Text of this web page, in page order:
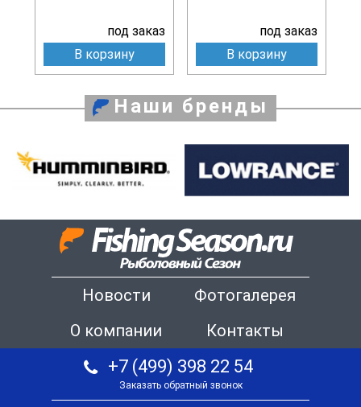
под заказ
В корзину
под заказ
В корзину
Наши бренды
Новости
Фотогалерея
О компании
Контакты
+7 (499) 398 22 54
Заказать обратный звонок